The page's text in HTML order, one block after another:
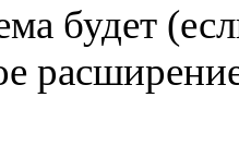
будет